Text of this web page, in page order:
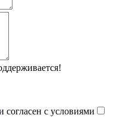
согласен с условиями